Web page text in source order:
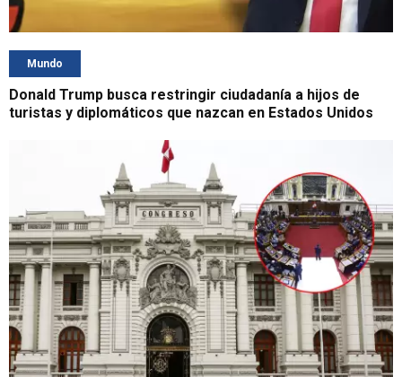
Mundo
Donald Trump busca restringir ciudadanía a hijos de
turistas y diplomáticos que nazcan en Estados Unidos